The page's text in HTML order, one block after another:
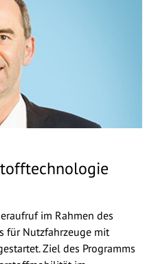
im Rahmen des
für Nutzfahrzeuge mit
Ziel des Programms